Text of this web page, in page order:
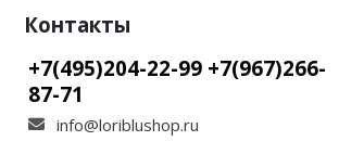
Контакты
+7(495)204-22-99 +7(967)266-
87-71
info@loriblushop.ru